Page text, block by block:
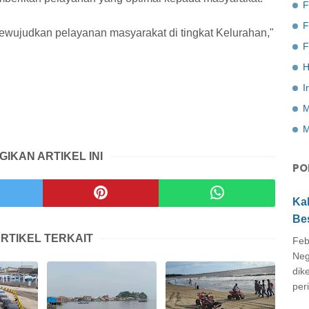
pelayanan masyarakat di tingkat Kelurahan,"
ARTIKEL INI
TERKAIT